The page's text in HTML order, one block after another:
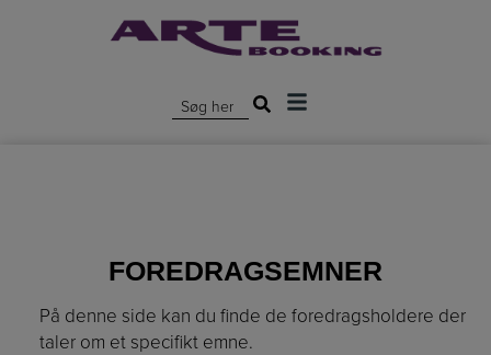
Søg efter:
FOREDRAGSEMNER
På denne side kan du finde de foredragsholdere der
taler om et specifikt emne.